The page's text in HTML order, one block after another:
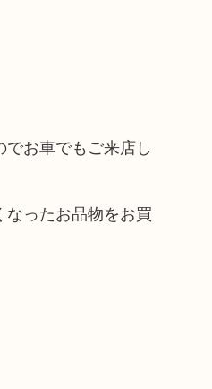
お車でもご来店し
ったお品物をお買